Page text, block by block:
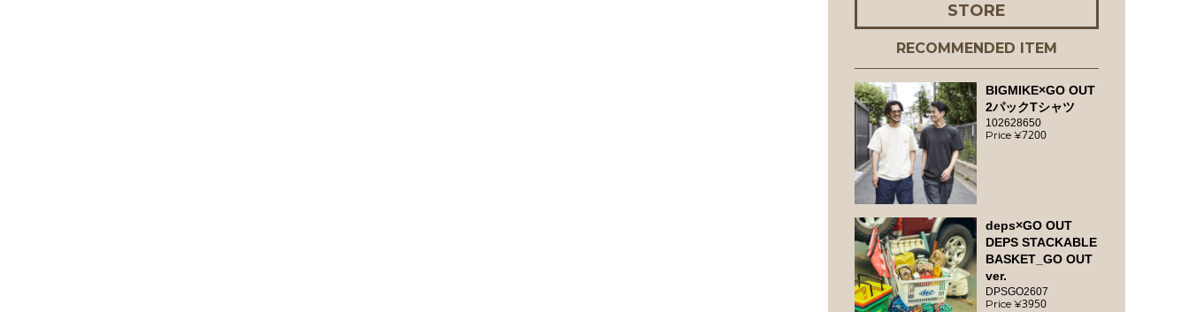
STORE
RECOMMENDED ITEM
BIGMIKE×GO OUT
2パックTシャツ
102628650
7200
deps×GO OUT
DEPS STACKABLE
BASKET_GO OUT
ver.
DPSGO2607
3950